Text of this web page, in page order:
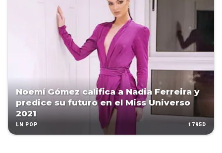
Noemí Gómez califica a Nadia Ferreira y
predice su futuro en el Miss Universo
2021
LN POP 1795D